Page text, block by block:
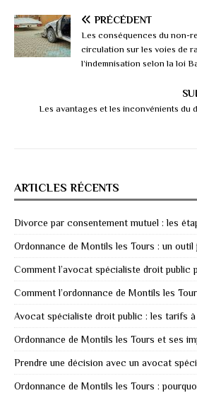
PRÉCÉDENT
Les conséquences du non-
circulation sur les voies de
l’indemnisation selon la loi
Les avantages et les inconvénients du
ARTICLES RÉCENTS
Divorce par consentement mutuel : les
Ordonnance de Montils les Tours : un outil
Comment l’avocat spécialiste droit public
Comment l’ordonnance de Montils les
Avocat spécialiste droit public : les tarifs
Ordonnance de Montils les Tours et ses
Prendre une décision avec un avocat
Ordonnance de Montils les Tours :